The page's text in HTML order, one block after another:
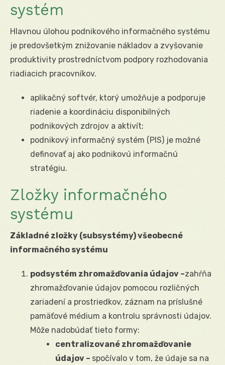
systém
Hlavnou úlohou podnikového informačného systému
je predovšetkým znižovanie nákladov a zvyšovanie
produktivity prostredníctvom podpory rozhodovania
riadiacich pracovníkov.
aplikačný softvér, ktorý umožňuje a podporuje
riadenie a koordináciu disponibilných
podnikových zdrojov a aktivít;
podnikový informačný systém (PIS) je možné
definovať aj ako podnikovú informačnú
stratégiu.
Zložky informačného
systému
Základné zložky (subsystémy) všeobecné
informačného systému
podsystém zhromažďovania údajov –zahŕňa
zhromažďovanie údajov pomocou rozličných
zariadení a prostriedkov, záznam na príslušné
pamäťové médium a kontrolu správnosti údajov.
Môže nadobúdať tieto formy:
centralizované zhromažďovanie
údajov – spočívalo v tom, že údaje sa na